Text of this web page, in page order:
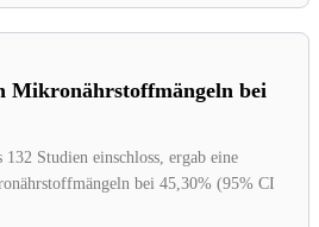
Mikronährstoffmängeln bei
Studien einschloss, ergab eine
bei 45,30% (95% CI